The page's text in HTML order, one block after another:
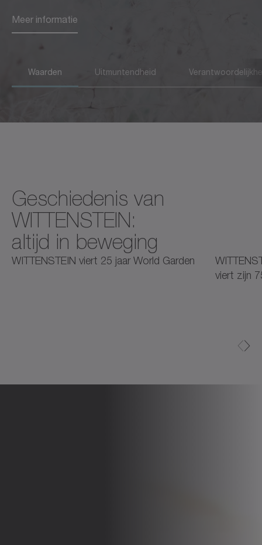
Meer informatie
Waarden Uitmuntendheid
Geschiedenis van
WITTENSTEIN:
altijd in beweging
2025
2025
WITTENSTEIN viert 25 jaar World Garden
viert zijn